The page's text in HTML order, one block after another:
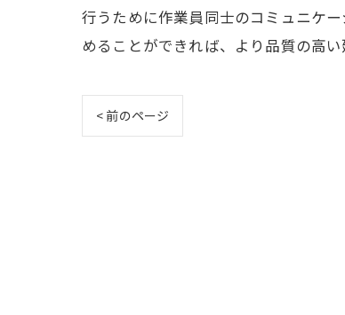
行うために作業員同士のコミュニケ
めることができれば、より品質の高
< 前のページ